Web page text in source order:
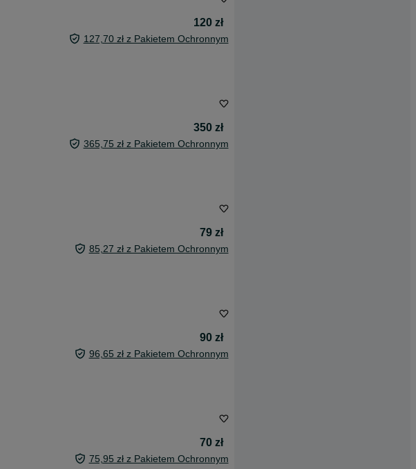
120 zł
127,70 zł z Pakietem Ochronnym
350 zł
365,75 zł z Pakietem Ochronnym
79 zł
85,27 zł z Pakietem Ochronnym
90 zł
96,65 zł z Pakietem Ochronnym
70 zł
75,95 zł z Pakietem Ochronnym